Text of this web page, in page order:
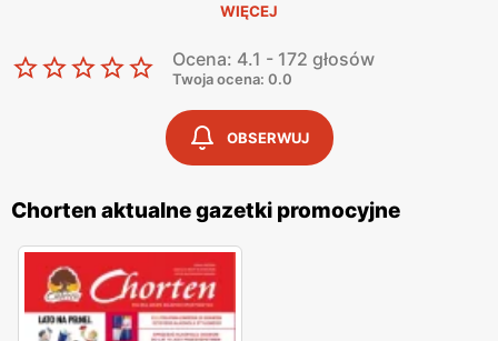
Chortenzlokalizowane są głównie w
północno-wschodniej Polsce, a ich oferta obejmuje szeroki
wachlarz artykułów spożywczych oraz przemysłowych,
dostosowanych do potrzeb codziennego życia. Kluczowym
elementem strategii marketingowej sieci
regularnie wydawanegazetki promocyjne
cenne źródło informacji o bieżących
promocjach
Gazetki promocyjne
ukazują się co dwa
tygodnie, umożliwiając klientom bieżące śledzenie
atrakcyjnych ofert oraz planowanie zakupów w sposób
ekonomiczny. Zawartośćgazetek
WIĘCEJ
Ocena: 4.1 - 172 głosów
Twoja ocena: 0.0
OBSERWUJ
Chorten aktualne gazetki promocyjne